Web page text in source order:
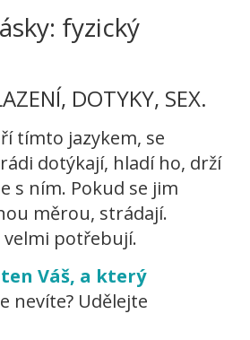
fyzický
DOTYKY, SEX.
tímto jazykem, se
dotýkají, hladí ho, drží
s ním. Pokud se jim
měrou, strádají.
velmi potřebují.
Váš, a který
nevíte? Udělejte